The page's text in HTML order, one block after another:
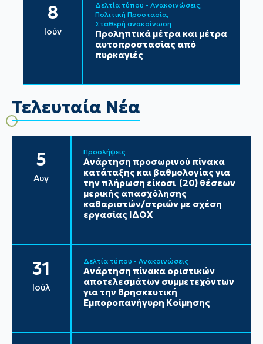
8
Ιούν
Δελτία τύπου - Ανακοινώσεις
Πολιτική Προστασία
Σταθερή ανακοίνωση
Προληπτικά μέτρα και μέτρα
αυτοπροστασίας από
πυρκαγιές
Τελευταία Νέα
5
Αυγ
Προσλήψεις
Ανάρτηση προσωρινού πίνακα
κατάταξης και βαθμολογίας για
την πλήρωση είκοσι (20) θέσεων
μερικής απασχόλησης
καθαριστών/στριών με σχέση
εργασίας ΙΔΟΧ
31
Ιούλ
Δελτία τύπου - Ανακοινώσεις
Ανάρτηση πίνακα οριστικών
αποτελεσμάτων συμμετεχόντων
για την θρησκευτική
Εμποροπανήγυρη Κοίμησης